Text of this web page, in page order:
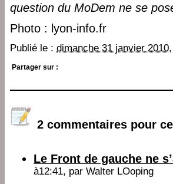
question du MoDem ne se
Photo : lyon-info.fr
Publié le : dimanche 31 janvier 2010
Partager sur :
2 commentaires pour
Le Front de gauche ne
à12:41, par Walter LOoping